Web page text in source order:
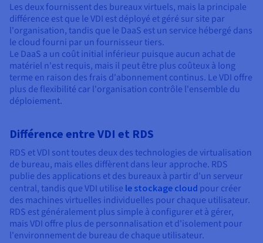
Les deux fournissent des bureaux virtuels, mais la principale
différence est que le VDI est déployé et géré sur site par
l'organisation, tandis que le DaaS est un service hébergé dans
le cloud fourni par un fournisseur tiers.
Le DaaS a un coût initial inférieur puisque aucun achat de
matériel n'est requis, mais il peut être plus coûteux à long
terme en raison des frais d'abonnement continus. Le VDI offre
plus de flexibilité car l'organisation contrôle l'ensemble du
déploiement.
Différence entre VDI et RDS
RDS et VDI sont toutes deux des technologies de virtualisation
de bureau, mais elles diffèrent dans leur approche. RDS
publie des applications et des bureaux à partir d'un serveur
central, tandis que VDI utilise le stockage cloud pour créer
des machines virtuelles individuelles pour chaque utilisateur.
RDS est généralement plus simple à configurer et à gérer,
mais VDI offre plus de personnalisation et d'isolement pour
l'environnement de bureau de chaque utilisateur.